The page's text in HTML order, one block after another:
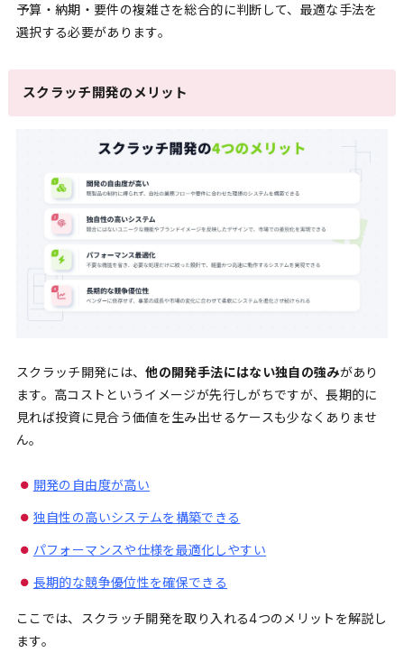
予算・納期・要件の複雑さを総合的に判断して、最適な手法を
選択する必要があります。
スクラッチ開発のメリット
スクラッチ開発には、他の開発手法にはない独自の強みがあり
ます。高コストというイメージが先行しがちですが、長期的に
見れば投資に見合う価値を生み出せるケースも少なくありませ
ん。
開発の自由度が高い
独自性の高いシステムを構築できる
パフォーマンスや仕様を最適化しやすい
長期的な競争優位性を確保できる
ここでは、スクラッチ開発を取り入れる4つのメリットを解説し
ます。